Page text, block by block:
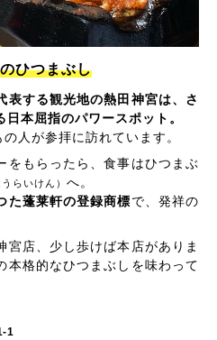
ひつまぶし
表する観光地の熱田神宮は、さ
本屈指のパワースポット。
人が参拝に訪れています。
をもらったら、食事はひつまぶ
うらいけん） へ。
た蓬莱軒の登録商標で、発祥の
宮店、少し歩けば本店がありま
本格的なひつまぶしを味わって
1